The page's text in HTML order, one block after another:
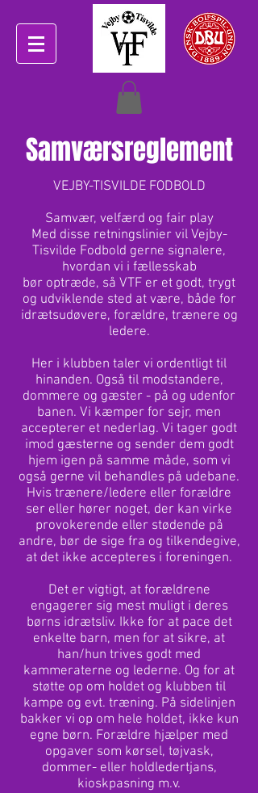
Samværsreglement
VEJBY-TISVILDE FODBOLD
Samvær, velfærd og fair play
Med disse retningslinier vil Vejby-
Tisvilde Fodbold gerne signalere,
hvordan vi i fællesskab
bør optræde, så VTF er et godt, trygt
og udviklende sted at være, både for
idrætsudøvere, forældre, trænere og
ledere.
Her i klubben taler vi ordentligt til
hinanden. Også til modstandere,
dommere og gæster - på og udenfor
banen. Vi kæmper for sejr, men
accepterer et nederlag. Vi tager godt
imod gæsterne og sender dem godt
hjem igen på samme måde, som vi
også gerne vil behandles på udebane.
Hvis trænere/ledere eller forældre
ser eller hører noget, der kan virke
provokerende eller stødende på
andre, bør de sige fra og tilkendegive,
at det ikke accepteres i foreningen.
Det er vigtigt, at forældrene
engagerer sig mest muligt i deres
børns idrætsliv. Ikke for at pace det
enkelte barn, men for at sikre, at
han/hun trives godt med
kammeraterne og lederne. Og for at
støtte op om holdet og klubben til
kampe og evt. træning. På sidelinjen
bakker vi op om hele holdet, ikke kun
egne børn. Forældre hjælper med
opgaver som kørsel, tøjvask,
dommer- eller holdledertjans,
kioskpasning m.v.